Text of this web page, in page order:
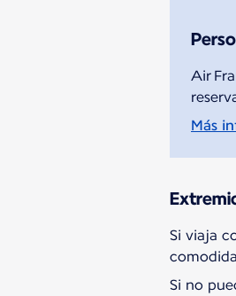
Air
Más
Si viaja
Si no